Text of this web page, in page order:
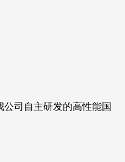
司自主研发的高性能国
力调节范围宽，能满足液